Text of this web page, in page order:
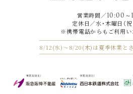
営業時間／10:00～
定休日／水・木曜日（祝
※携帯電話からもご利用い
8/12(水)～8/20(木)は夏季休業とさ